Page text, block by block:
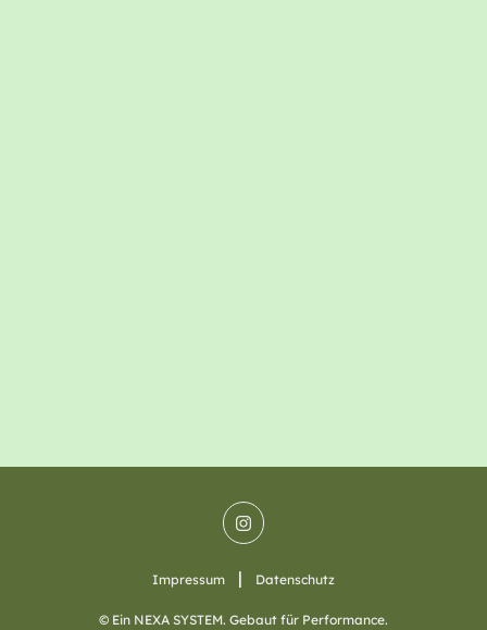
© Ein NEXA SYSTEM. Gebaut für Performance.
Impressum | Datenschutz